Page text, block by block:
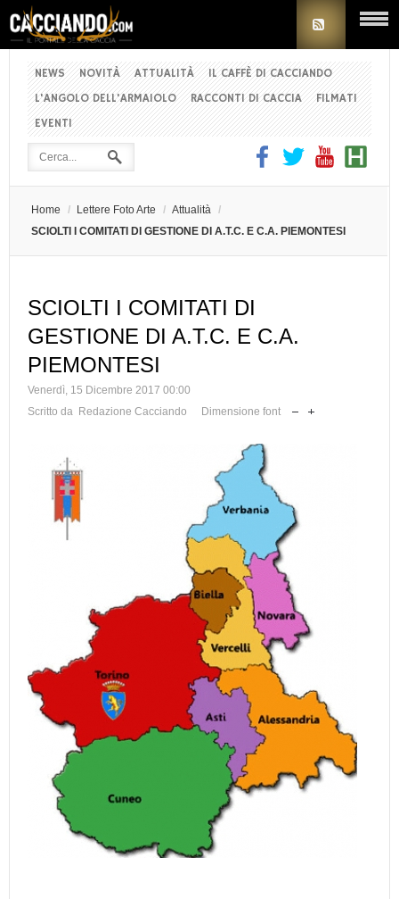
NEWS NOVITÀ ATTUALITÀ
IL CAFFÈ DI CACCIANDO
L'ANGOLO DELL'ARMAIOLO
RACCONTI DI CACCIA
FILMATI
EVENTI
Home / Lettere Foto Arte / Attualità /
SCIOLTI I COMITATI DI GESTIONE DI A.T.C. E C.A. PIEMONTESI
SCIOLTI I COMITATI DI
GESTIONE DI A.T.C. E C.A.
PIEMONTESI
Venerdì, 15 Dicembre 2017 00:00
Scritto da Redazione Cacciando
Dimensione font